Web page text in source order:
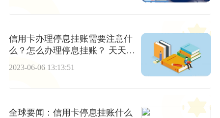
信用卡办理停息挂账需要注意什
么？怎么办理停息挂账？ 天天快
2023-06-06 13:13:51
全球要闻：信用卡停息挂账什么